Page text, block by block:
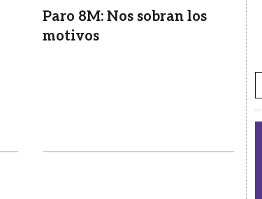
Paro 8M: Nos sobran los
motivos